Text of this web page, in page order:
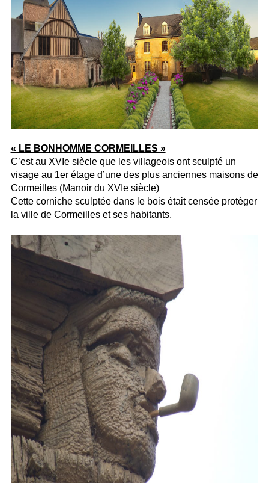
« LE BONHOMME CORMEILLES »
C’est au XVIe siècle que les villageois ont sculpté un
visage au 1er étage d’une des plus anciennes maisons de
Cormeilles (Manoir du XVIe siècle)
Cette corniche sculptée dans le bois était censée protéger
la ville de Cormeilles et ses habitants.